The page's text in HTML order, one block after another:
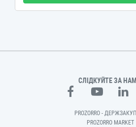
СЛІДКУЙТЕ ЗА
PROZORRO -
PROZORRO MARKET